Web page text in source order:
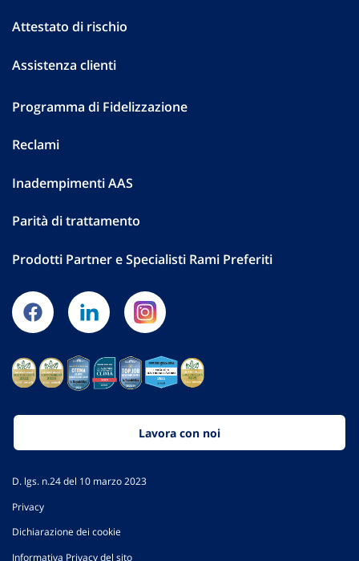
Attestato di rischio
Assistenza clienti
Programma di Fidelizzazione
Reclami
Inadempimenti AAS
Parità di trattamento
Prodotti Partner e Specialisti Rami Preferiti
Lavora con noi
D. lgs. n.24 del 10 marzo 2023
Privacy
Dichiarazione dei cookie
Informativa Privacy del sito